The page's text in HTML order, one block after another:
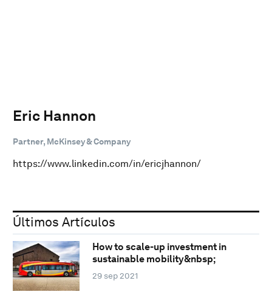
Eric Hannon
Partner, McKinsey & Company
https://www.linkedin.com/in/ericjhannon/
Últimos Artículos
How to scale-up investment in
sustainable mobility&nbsp;
29 sep 2021